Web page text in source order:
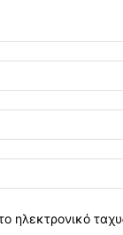
ηλεκτρονικό